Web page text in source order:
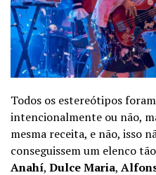
Todos os estereótipos
intencionalmente ou não,
mesma receita, e não, isso
conseguissem um elenco
Anahí, Dulce Maria,